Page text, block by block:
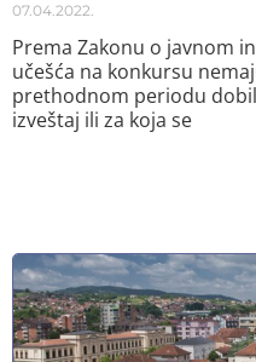
07.04.2022.
Prema Zakonu o javnom
učešća na konkursu
prethodnom periodu
izveštaj ili za koja se